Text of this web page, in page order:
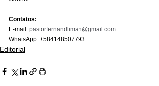
Contatos:
E-mail: pastorfernandlimah@gmail.com
WhatsApp: +584148507793
Editorial